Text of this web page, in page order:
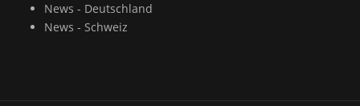
News - Deutschland
News - Schweiz